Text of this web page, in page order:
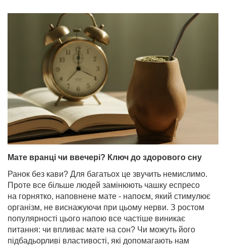
Мате вранці чи ввечері? Ключ до здорового сну
Ранок без кави? Для багатьох це звучить немислимо.
Проте все більше людей замінюють чашку еспресо
на горнятко, наповнене мате - напоєм, який стимулює
організм, не виснажуючи при цьому нерви. З ростом
популярності цього напою все частіше виникає
питання: чи впливає мате на сон? Чи можуть його
підбадьорливі властивості, які допомагають нам